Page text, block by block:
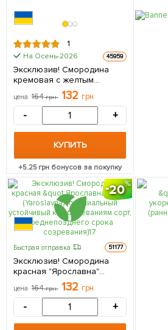
1
На Осень-2026 45959
Эксклюзив! Смородина
кремовая с желтым
оттенком "Настоящая
жемчужина" (A real pearl)
(премиальный ранний сорт)
1 саженец в упаковке
цена 164грн 132 грн
- +
КУПИТЬ
+5.25грн бонусов за покупку
20
Быстрая отправка 51177
Эксклюзив! Смородина
красная "Ярославна"
(Yaroslavna) (премиальный
устойчивый к
заболеваниям сорт,
среднепозднего срока
созревания) 1 саженец в
цена 164грн 132 грн
- +